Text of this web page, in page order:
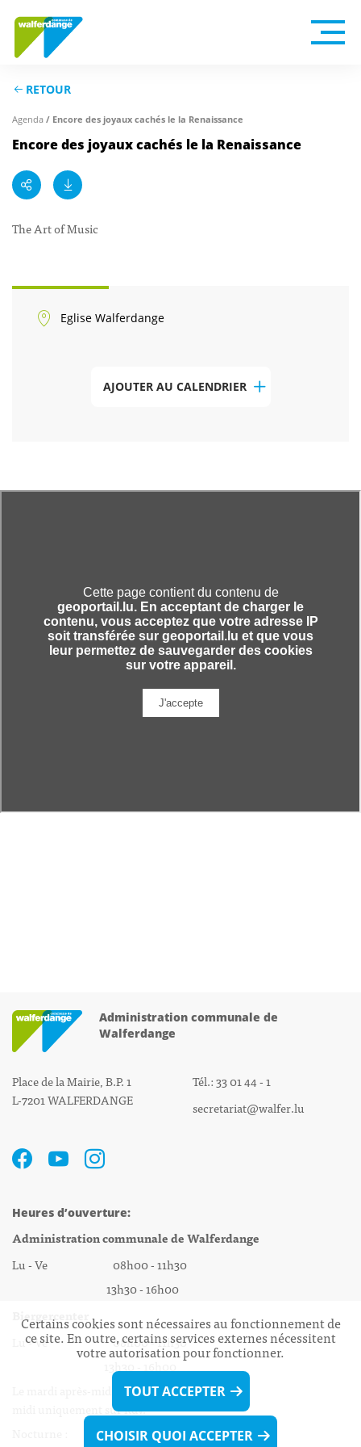
RETOUR
Agenda / Encore des joyaux cachés le la Renaissance
Encore des joyaux cachés le la Renaissance
The Art of Music
Eglise Walferdange
AJOUTER AU CALENDRIER
Administration communale de
Walferdange
Place de la Mairie, B.P. 1
L-7201 WALFERDANGE
Tél.: 33 01 44 - 1
secretariat@walfer.lu
Heures d’ouverture:
Administration communale de Walferdange
Lu - Ve 08h00 - 11h30
13h30 - 16h00
Lu - Ve 08h00 - 11h30
Le mardi après-midi et le vendredi après-
midi uniquement sur Rdv.
Certains cookies sont nécessaires au fonctionnement de
ce site. En outre, certains services externes nécessitent
votre autorisation pour fonctionner.
TOUT ACCEPTER
CHOISIR QUOI ACCEPTER